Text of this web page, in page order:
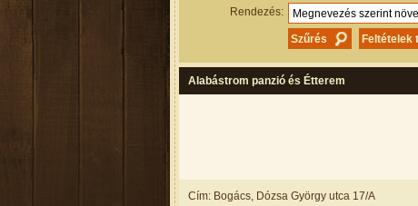
Rendezés:
Alabástrom panzió és Étterem
Cím: Bogács, Dózsa György utca 17/A